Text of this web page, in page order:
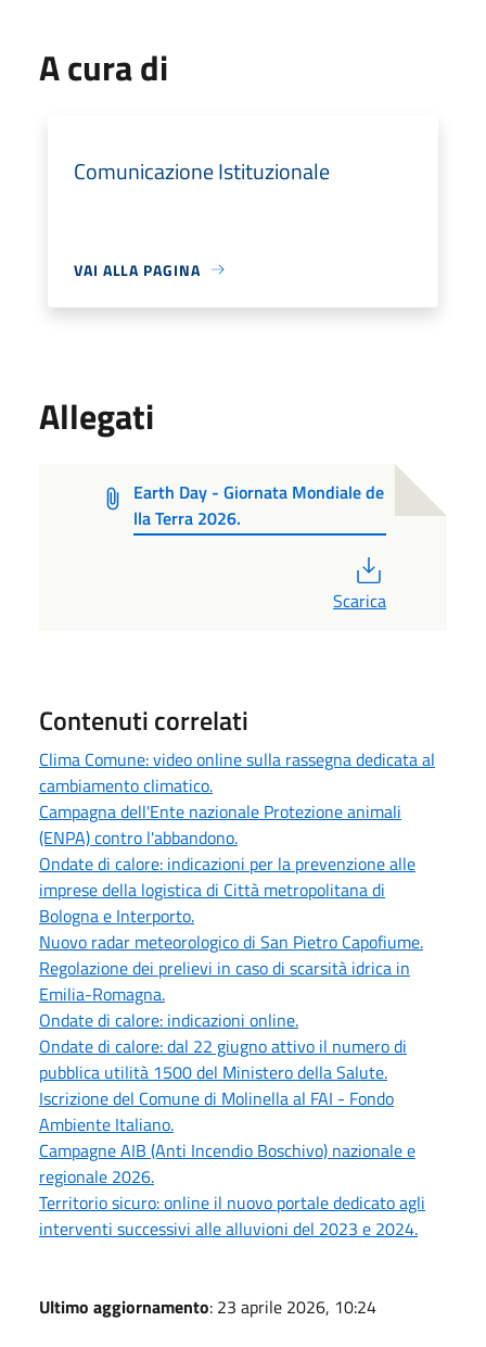
A cura di
Comunicazione Istituzionale
VAI ALLA PAGINA
Allegati
Earth Day - Giornata Mondiale de
lla Terra 2026.
Scarica
Contenuti correlati
Clima Comune: video online sulla rassegna dedicata al
cambiamento climatico.
Campagna dell'Ente nazionale Protezione animali
(ENPA) contro l'abbandono.
Ondate di calore: indicazioni per la prevenzione alle
imprese della logistica di Città metropolitana di
Bologna e Interporto.
Nuovo radar meteorologico di San Pietro Capofiume.
Regolazione dei prelievi in caso di scarsità idrica in
Emilia-Romagna.
Ondate di calore: indicazioni online.
Ondate di calore: dal 22 giugno attivo il numero di
pubblica utilità 1500 del Ministero della Salute.
Iscrizione del Comune di Molinella al FAI - Fondo
Ambiente Italiano.
Campagne AIB (Anti Incendio Boschivo) nazionale e
regionale 2026.
Territorio sicuro: online il nuovo portale dedicato agli
interventi successivi alle alluvioni del 2023 e 2024.
Ultimo aggiornamento: 23 aprile 2026, 10:24